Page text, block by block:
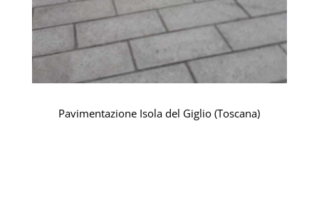
Pavimentazione Isola del Giglio (Toscana)